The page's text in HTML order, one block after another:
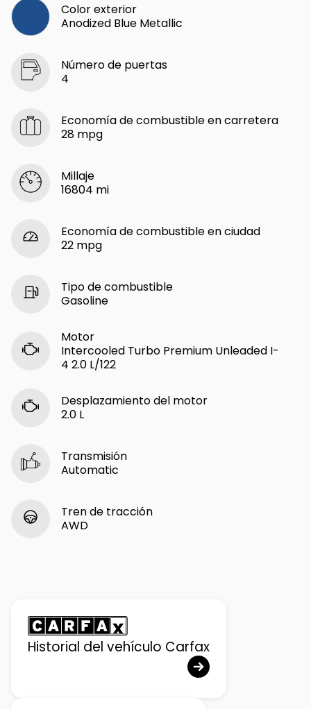
Color exterior
Anodized Blue Metallic
Número de puertas
4
Economía de combustible en carretera
28 mpg
Millaje
16804 mi
Economía de combustible en ciudad
22 mpg
Tipo de combustible
Gasoline
Motor
Intercooled Turbo Premium Unleaded I-
4 2.0 L/122
Desplazamiento del motor
2.0 L
Transmisión
Automatic
Tren de tracción
AWD
Historial del vehículo Carfax